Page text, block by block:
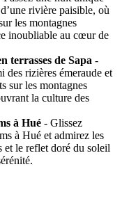
rivière paisible, où
les montagnes
inoubliable au cœur de
terrasses de Sapa -
des rizières émeraude et
sur les montagnes
la culture des
à Hué - Glissez
à Hué et admirez les
et le reflet doré du soleil